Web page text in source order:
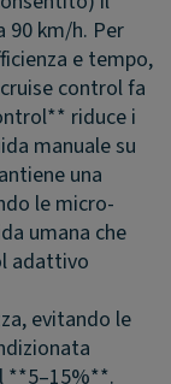
90 km/h. Per
e tempo,
control fa
riduce i
manuale su
una
le micro-
umana che
adattivo
evitando le
**5–15%**.